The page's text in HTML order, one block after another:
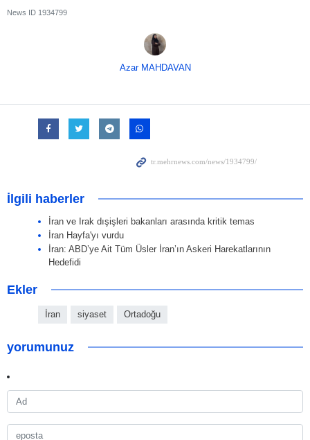
News ID 1934799
Azar MAHDAVAN
İlgili haberler
İran ve Irak dışişleri bakanları arasında kritik temas
İran Hayfa'yı vurdu
İran: ABD’ye Ait Tüm Üsler İran’ın Askeri Harekatlarının
Hedefidi
Ekler
İran siyaset Ortadoğu
yorumunuz